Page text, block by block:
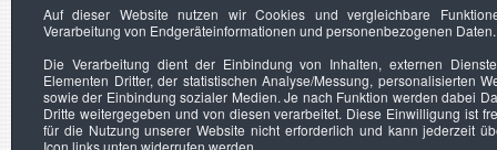
Auf dieser Website nutzen wir Cookies und vergleichbare
Verarbeitung von Endgeräteinformationen und personenbezogenen Daten.
Die Verarbeitung dient der Einbindung von Inhalten, externen
Elementen Dritter, der statistischen Analyse/Messung, personalisierten
sowie der Einbindung sozialer Medien. Je nach Funktion werden dabei
Dritte weitergegeben und von diesen verarbeitet. Diese Einwilligung ist
für die Nutzung unserer Website nicht erforderlich und kann jederzeit
Icon links unten widerrufen werden.